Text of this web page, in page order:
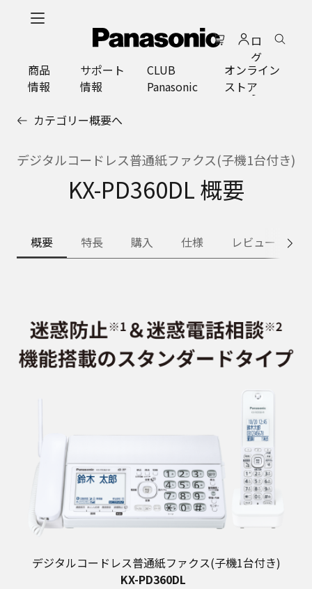
ロ
グ
イ
ン
商品
情報
サポート
情報
CLUB
Panasonic
オンライン
ストア
カテゴリー概要へ
デジタルコードレス普通紙ファクス(子機1台付き)
KX-PD360DL 概要
概要 特長 購入 仕様 レビュー
デジタルコードレス普通紙ファクス(子機1台付き)
KX-PD360DL